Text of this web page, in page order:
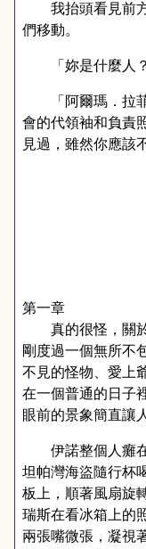
我抬頭看見前
們移動。
「妳是什麼人
「阿爾瑪．拉
會的代領袖和負責
見過，雖然你應該
第一章
真的很怪，關
剛度過一個無所不
不見的怪物、愛上
在一個普通的日子
眼前的景象簡直讓
伊諾整個人癱
坦帕灣海盜隨行杯
板上，順著風扇旋
瑞斯在看冰箱上的
兩張嘴微張，凝視